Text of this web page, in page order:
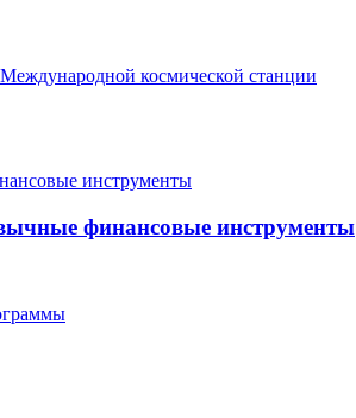
космической станции
финансовые инструменты